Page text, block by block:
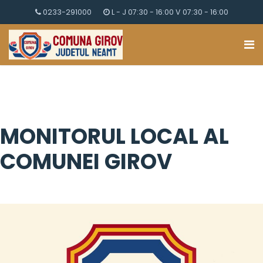
0233-291000 L - J 07:30 - 16:00 V 07:30 - 16:00
MONITORUL LOCAL AL
COMUNEI GIROV